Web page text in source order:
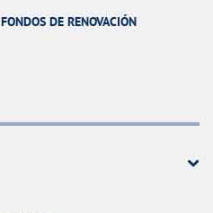
DE RENOVACIÓN